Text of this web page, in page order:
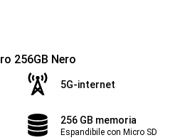
256GB Nero
5G-internet
256 GB memoria
Espandibile con Micro SD